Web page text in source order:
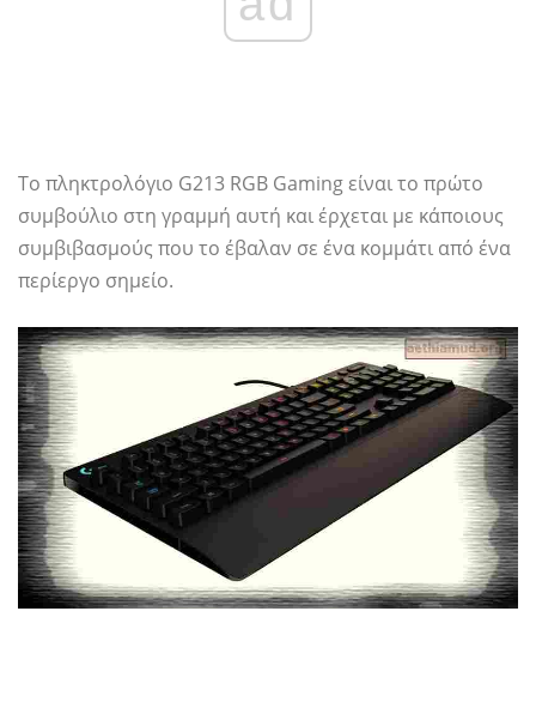
Το πληκτρολόγιο G213 RGB Gaming είναι το πρώτο
συμβούλιο στη γραμμή αυτή και έρχεται με κάποιους
συμβιβασμούς που το έβαλαν σε ένα κομμάτι από ένα
περίεργο σημείο.